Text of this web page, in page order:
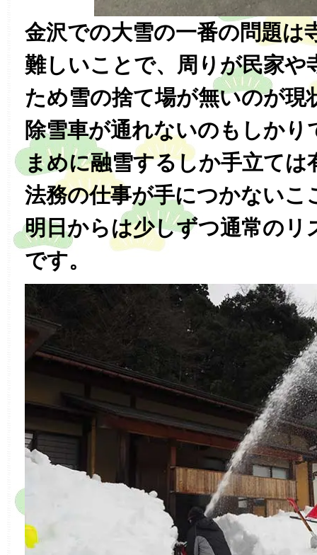
金沢での大雪の一番の問題は
難しいことで、周りが民家や
ため雪の捨て場が無いのが現
除雪車が通れないのもしかり
まめに融雪するしか手立ては
法務の仕事が手につかないこ
明日からは少しずつ通常のリ
です。